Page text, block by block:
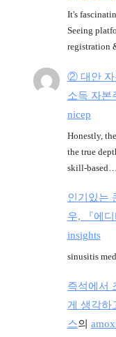
It's
Seeing
registration
② 대안 자
소득 자본
nicep
Honestly,
the true
skill-based…
인기있는
우, 『에디
insights
sinusitis
즉석에서
게 생각하
스의